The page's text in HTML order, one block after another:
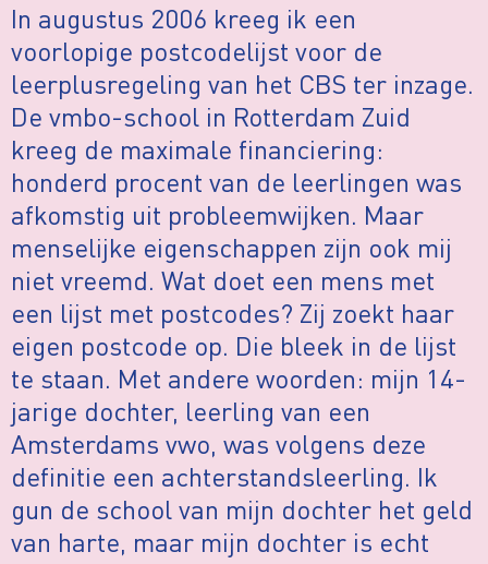
In augustus 2006 kreeg ik een
voorlopige postcodelijst voor de
leerplusregeling van het CBS ter inzage.
De vmbo-school in Rotterdam Zuid
kreeg de maximale financiering:
honderd procent van de leerlingen was
afkomstig uit probleemwijken. Maar
menselijke eigenschappen zijn ook mij
niet vreemd. Wat doet een mens met
een lijst met postcodes? Zij zoekt haar
eigen postcode op. Die bleek in de lijst
te staan. Met andere woorden: mijn 14-
jarige dochter, leerling van een
Amsterdams vwo, was volgens deze
definitie een achterstandsleerling. Ik
gun de school van mijn dochter het geld
van harte, maar mijn dochter is echt